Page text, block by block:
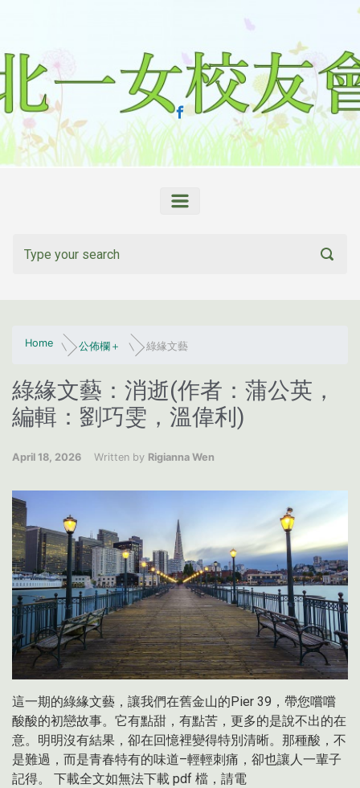
Home 公佈欄＋ 綠緣文藝
綠緣文藝：消逝(作者：蒲公英，
編輯：劉巧雯，溫偉利)
April 18, 2026 Written by Rigianna Wen
這一期的綠緣文藝，讓我們在舊金山的Pier 39，帶您嚐嚐
酸酸的初戀故事。它有點甜，有點苦，更多的是說不出的在
意。明明沒有結果，卻在回憶裡變得特別清晰。那種酸，不
是難過，而是青春特有的味道–輕輕刺痛，卻也讓人一輩子
記得。 下載全文如無法下載 pdf 檔，請電